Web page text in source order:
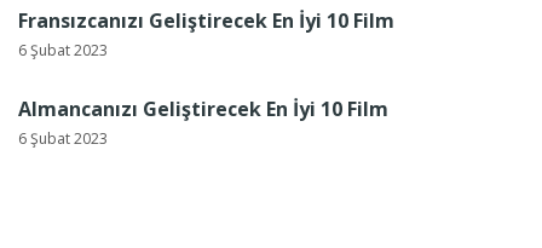
Fransızcanızı Geliştirecek En İyi 10 Film
6 Şubat 2023
Almancanızı Geliştirecek En İyi 10 Film
6 Şubat 2023